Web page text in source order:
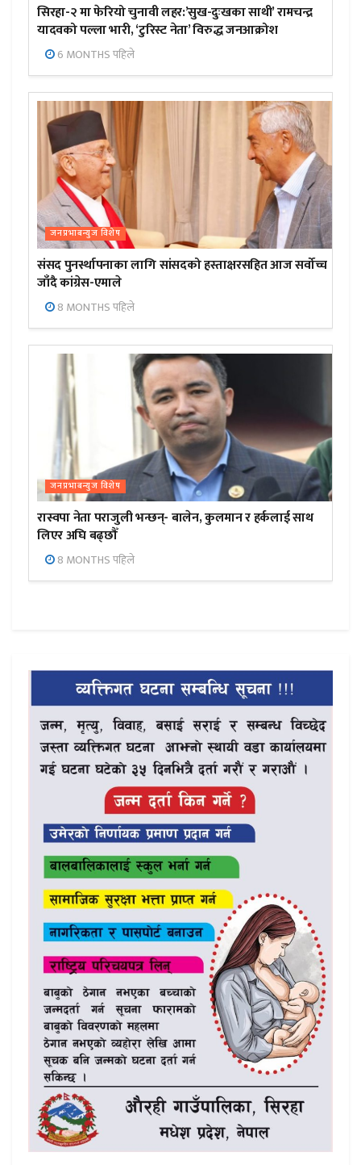
सिरहा-२ मा फेरियो चुनावी लहर:’सुख-दुःखका साथी’ रामचन्द्र
यादवको पल्ला भारी, ‘टुरिस्ट नेता’ विरुद्ध जनआक्रोश
6 MONTHS पहिले
जनप्रभाबन्युज विशेष
संसद पुनर्स्थापनाका लागि सांसदको हस्ताक्षरसहित आज सर्वोच्च
जाँदै कांग्रेस-एमाले
8 MONTHS पहिले
जनप्रभाबन्युज विशेष
रास्वपा नेता पराजुली भन्छन्- बालेन, कुलमान र हर्कलाई साथ
लिएर अघि बढ्छौँ
8 MONTHS पहिले